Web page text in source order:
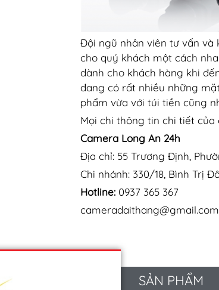
Đội ngũ nhân viên tư vấn và
cho quý khách một cách
dành cho khách hàng khi
đang có rất nhiều những
phẩm vừa với túi tiền cũng
Mọi chi thông tin chi tiết của
Camera Long An 24h
Địa chỉ: 55 Trương Định,
Chi nhánh: 330/18, Bình Trị
Hotline: 0937 365 367
cameradaithang@gmail.com
SẢN PHẨM